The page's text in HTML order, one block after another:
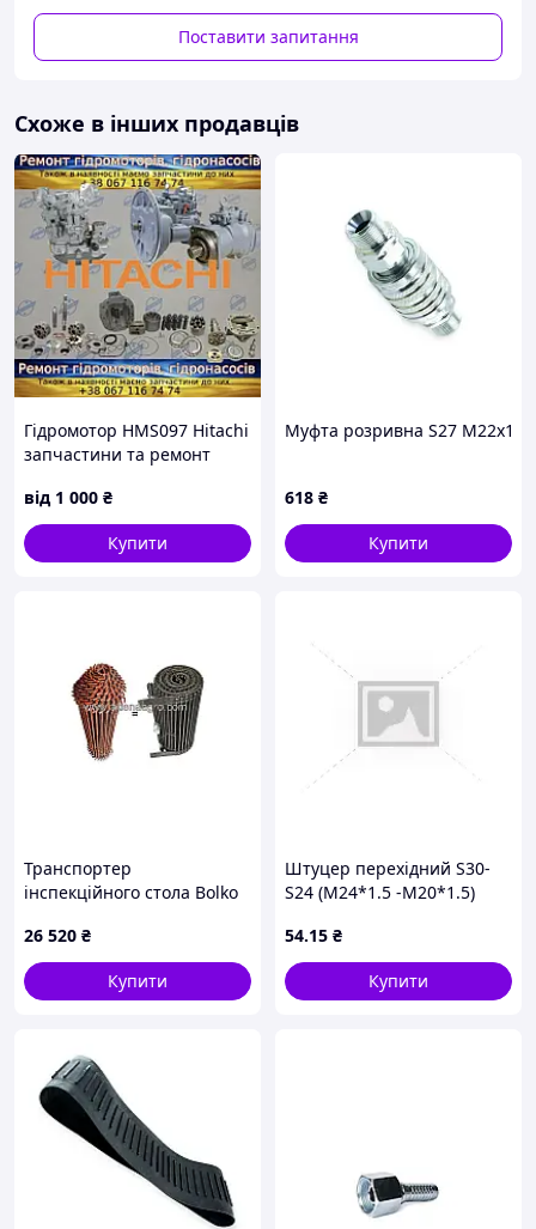
Поставити запитання
Схоже в інших продавців
Гідромотор HMS097 Hitachi
запчастини та ремонт
від 1 000 ₴
Купити
Муфта розривна S27 М22х1,5
618 ₴
Купити
Транспортер
інспекційного стола Bolko
26 520 ₴
Купити
Штуцер перехідний S30-
S24 (M24*1.5 -M20*1.5)
54.15 ₴
Купити